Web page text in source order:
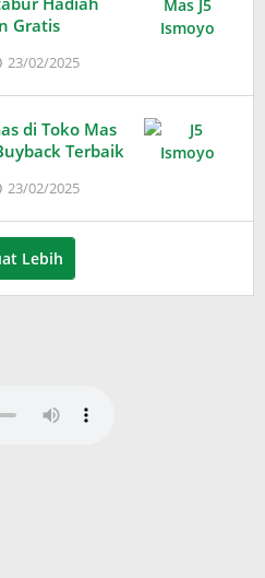
Gratis
23/02/2025
Wardani
di Toko Mas
Terbaik
23/02/2025
Wardani
Lebih